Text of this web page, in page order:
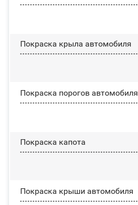
Покраска крыла автомобиля
Покраска порогов автомобиля
Покраска капота
Покраска крыши автомобиля